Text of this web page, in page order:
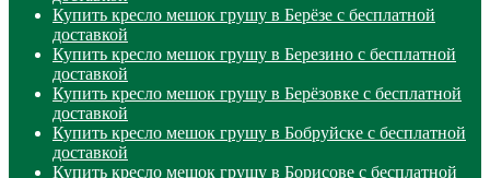
Купить кресло мешок грушу в Берёзе с бесплатной
доставкой
Купить кресло мешок грушу в Березино с бесплатной
доставкой
Купить кресло мешок грушу в Берёзовке с бесплатной
доставкой
Купить кресло мешок грушу в Бобруйске с бесплатной
доставкой
Купить кресло мешок грушу в Борисове с бесплатной